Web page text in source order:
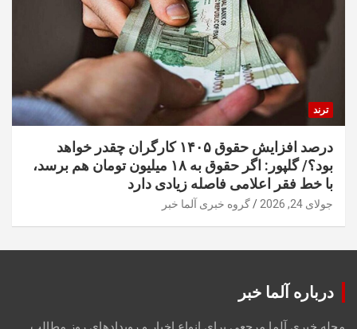
ترند
درصد افزایش حقوق ۱۴۰۵ کارگران چقدر خواهد
بود؟/ گلپور: اگر حقوق به ۱۸ میلیون تومان هم برسد،
با خط فقر اعلامی فاصله زیادی دارد
جولای 24, 2026 گروه خبری آلما خبر
درباره آلما خبر